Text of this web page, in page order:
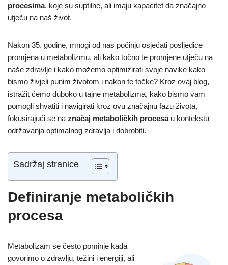
procesima, koje su suptilne, ali imaju kapacitet da značajno
utječu na naš život.
Nakon 35. godine, mnogi od nas počinju osjećati posljedice
promjena u metabolizmu, ali kako točno te promjene utječu na
naše zdravlje i kako možemo optimizirati svoje navike kako
bismo živjeli punim životom i nakon te točke? Kroz ovaj blog,
istražit ćemo duboko u tajne metabolizma, kako bismo vam
pomogli shvatiti i navigirati kroz ovu značajnu fazu života,
fokusirajući se na značaj metaboličkih procesau kontekstu
održavanja optimalnog zdravlja i dobrobiti.
Sadržaj stranice
Definiranje metaboličkih
procesa
Metabolizam se često pominje kada
govorimo o zdravlju, težini i energiji, ali